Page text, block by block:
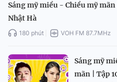
Sáng mỹ miều - Chiều mỹ
Nhật Hà
180 phút VOH FM 87.7MHz
Sáng mỹ
mãn | Tập